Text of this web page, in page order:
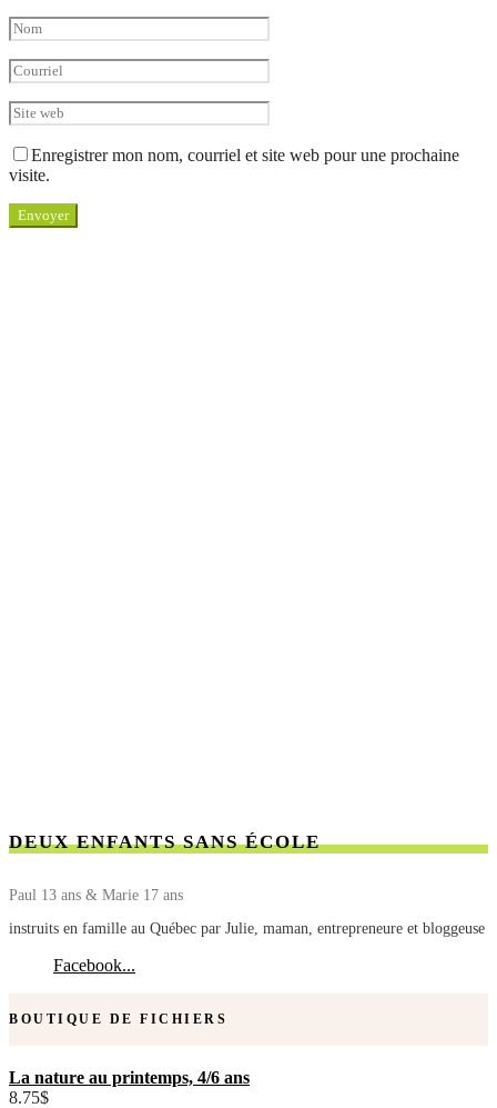
Enregistrer mon nom, courriel et site web pour une prochaine
visite.
DEUX ENFANTS SANS ÉCOLE
Paul 13 ans & Marie 17 ans
instruits en famille au Québec par Julie, maman, entrepreneure et bloggeuse
Facebook...
BOUTIQUE DE FICHIERS
La nature au printemps, 4/6 ans
8.75$